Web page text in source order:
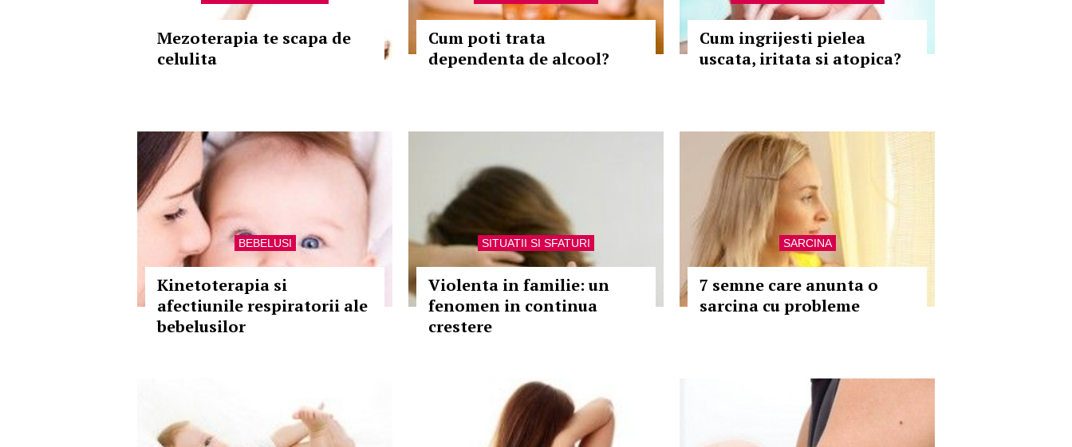
Mezoterapia te scapa de
celulita
Cum poti trata
dependenta de alcool?
Cum ingrijesti pielea
uscata, iritata si atopica?
BEBELUSI
Kinetoterapia si
afectiunile respiratorii ale
bebelusilor
SITUATII SI SFATURI
Violenta in familie: un
fenomen in continua
crestere
SARCINA
7 semne care anunta o
sarcina cu probleme